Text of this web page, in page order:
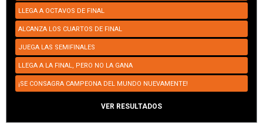
LLEGA A OCTAVOS DE FINAL
ALCANZA LOS CUARTOS DE FINAL
JUEGA LAS SEMIFINALES
LLEGA A LA FINAL, PERO NO LA GANA
¡SE CONSAGRA CAMPEONA DEL MUNDO NUEVAMENTE!
VER RESULTADOS